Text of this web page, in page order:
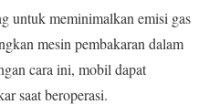
untuk meminimalkan emisi gas
mesin pembakaran dalam
cara ini, mobil dapat
saat beroperasi.